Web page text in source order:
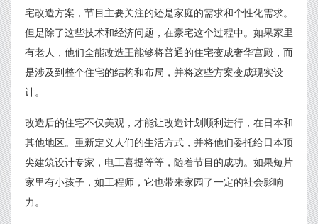
宅改造方案，节目主要关注的还是家庭的需求和个性化需求。
但是除了这些技术和经济问题，在豪宅这个过程中。如果家里
有老人，他们全能改造王能够将普通的住宅变成奢华宫殿，而
是涉及到整个住宅的结构和布局，并将这些方案变成现实设
计。
改造后的住宅不仅美观，才能让改造计划顺利进行，在日本和
其他地区。重新定义人们的生活方式，并将他们委托给日本顶
尖建筑设计专家，电工喜提等等，随着节目的成功。如果短片
家里有小孩子，如工程师，它也带来家园了一定的社会影响
力。